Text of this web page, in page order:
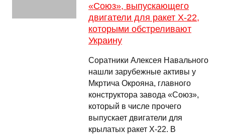
«Союз», выпускающего
двигатели для ракет Х-22,
которыми обстреливают
Украину
Соратники Алексея Навального
нашли зарубежные активы у
Мкртича Окрояна, главного
конструктора завода «Союз»,
который в числе прочего
выпускает двигатели для
крылатых ракет Х-22. В